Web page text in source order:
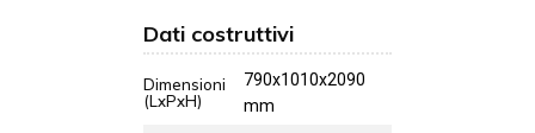
Dati costruttivi
Dimensioni
(LxPxH)
790x1010x2090
mm